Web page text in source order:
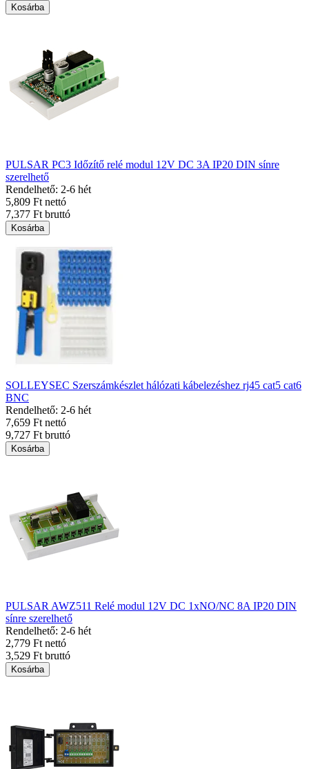
Kosárba
PULSAR PC3 Időzítő relé modul 12V DC 3A IP20 DIN sínre
szerelhető
Rendelhető: 2-6 hét
5,809 Ft nettó
7,377 Ft bruttó
Kosárba
SOLLEYSEC Szerszámkészlet hálózati kábelezéshez rj45 cat5 cat6
BNC
Rendelhető: 2-6 hét
7,659 Ft nettó
9,727 Ft bruttó
Kosárba
PULSAR AWZ511 Relé modul 12V DC 1xNO/NC 8A IP20 DIN
sínre szerelhető
Rendelhető: 2-6 hét
2,779 Ft nettó
3,529 Ft bruttó
Kosárba